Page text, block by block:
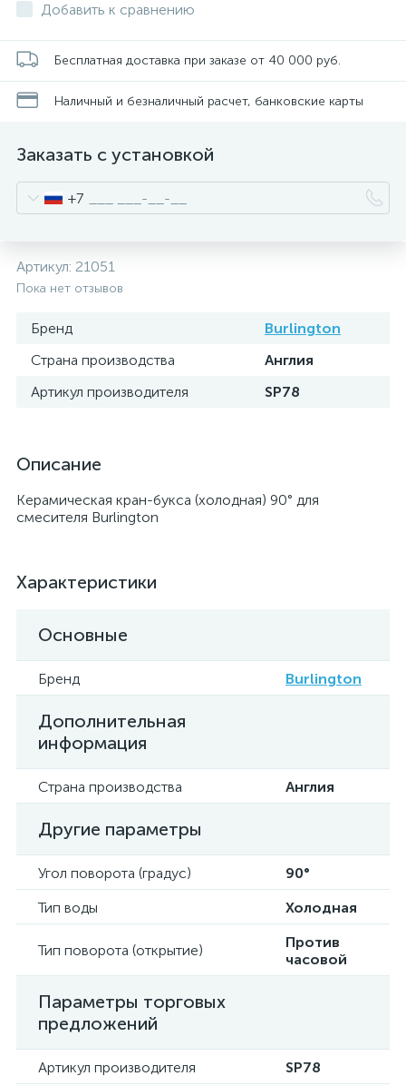
Добавить к сравнению
Бесплатная доставка при заказе от 40 000 руб.
Наличный и безналичный расчет, банковские карты
Заказать с установкой
+7
Артикул: 21051
Пока нет отзывов
Бренд
Burlington
Страна производства
Англия
Артикул производителя
SP78
Описание
Керамическая кран-букса (холодная) 90° для
смесителя Burlington
Характеристики
Основные
Бренд Burlington
Дополнительная
информация
Страна производства Англия
Другие параметры
Угол поворота (градус)
90°
Тип воды
Холодная
Тип поворота (открытие)
Против
часовой
Параметры торговых
предложений
Артикул производителя SP78